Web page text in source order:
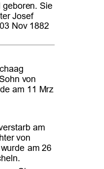









